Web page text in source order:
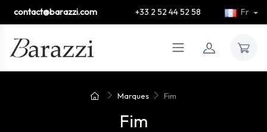
contact@barazzi.com +33 2 52 44 52 58 Fr
Marques Fim
Fim